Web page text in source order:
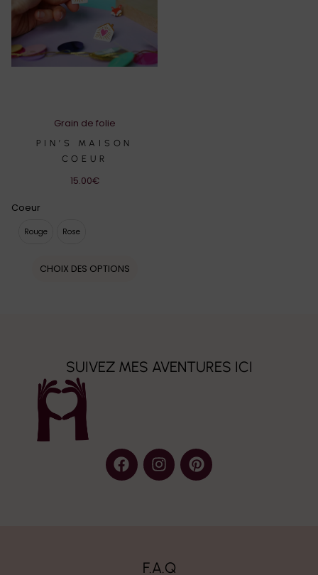
Grain de folie
PIN’S MAISON
COEUR
15.00€
Coeur
Rouge
Rouge Rose
CHOIX DES OPTIONS
SUIVEZ MES AVENTURES ICI
F.A.Q